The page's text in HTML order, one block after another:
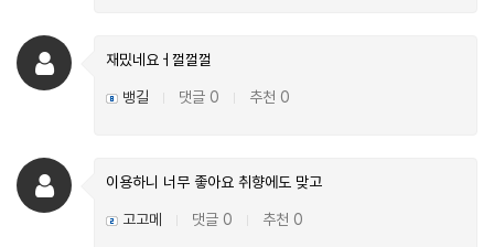
재밌네요ㅓ껄껄껄
뱅길 댓글 0 추천 0
이용하니 너무 좋아요 취향에도 맞고
고고메 댓글 0 추천 0